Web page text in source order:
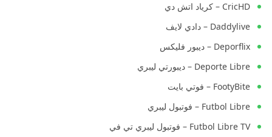
CricHD – كرياد اتش دي
Daddylive – دادي لايف
Deporflix – ديبور فليكس
Deporte Libre – ديبورتي ليبري
FootyBite – فوتي بايت
Futbol Libre – فوتبول ليبري
Futbol Libre TV – فوتبول ليبري تي في